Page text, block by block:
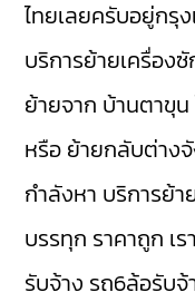
ไทยเลยครับอยู่กรุ
บริการย้ายเครื่อง
ย้ายจาก บ้านตาขุ
หรือ ย้ายกลับต่าง
กำลังหา บริการย้
บรรทุก ราคาถูก เร
รับจ้าง รถ6ล้อรับจ้